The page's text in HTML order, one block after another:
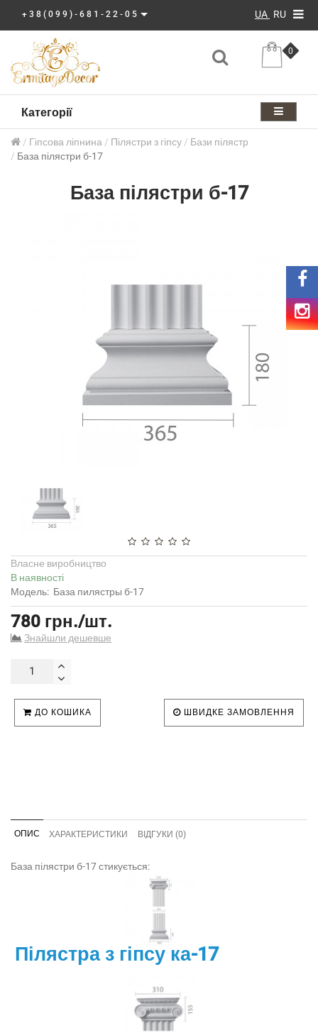
+38(099)-681-22-05 UA RU
0
Категорії
Гіпсова ліпнина Пілястри з гіпсу
Бази пілястр
База пілястри б-17
База пілястри б-17
Власне виробництво
В наявності
Модель: База пилястры б-17
780 грн./шт.
Знайшли дешевше
ДО КОШИКА ШВИДКЕ ЗАМОВЛЕННЯ
ОПИС ХАРАКТЕРИСТИКИ ВІДГУКИ (0)
База пілястри б-17 стикується:
Пілястра з гіпсу ка-17